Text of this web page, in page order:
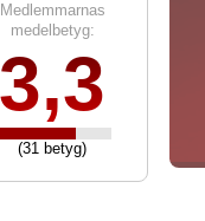
Medlemmarnas
medelbetyg:
3,3
(31 betyg)